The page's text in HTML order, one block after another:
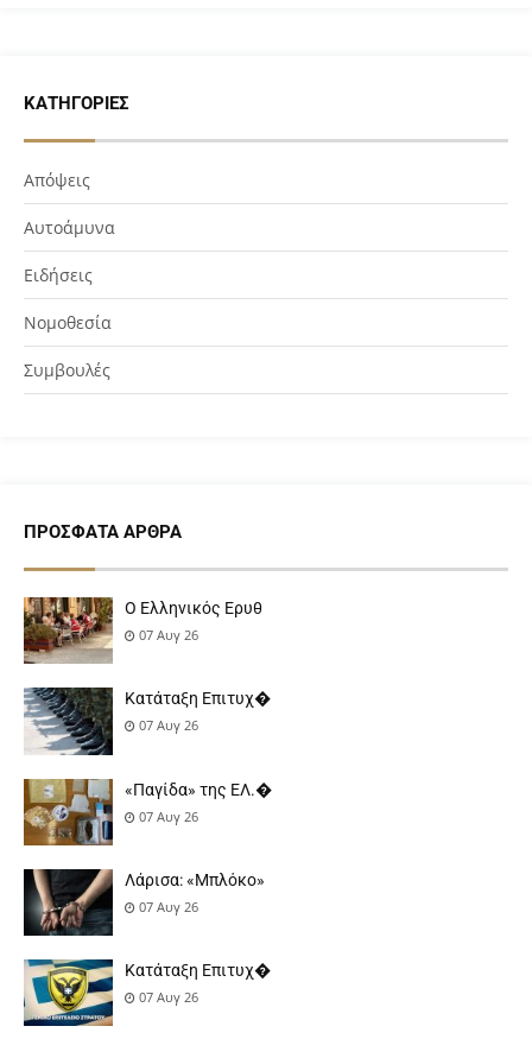
ΚΑΤΗΓΟΡΊΕΣ
Απόψεις
Αυτοάμυνα
Ειδήσεις
Νομοθεσία
Συμβουλές
ΠΡΌΣΦΑΤΑ ΆΡΘΡΑ
Ο Ελληνικός Ερυθ
07 Αυγ 26
Κατάταξη Επιτυχ�
07 Αυγ 26
«Παγίδα» της ΕΛ.�
07 Αυγ 26
Λάρισα: «Μπλόκο»
07 Αυγ 26
Κατάταξη Επιτυχ�
07 Αυγ 26